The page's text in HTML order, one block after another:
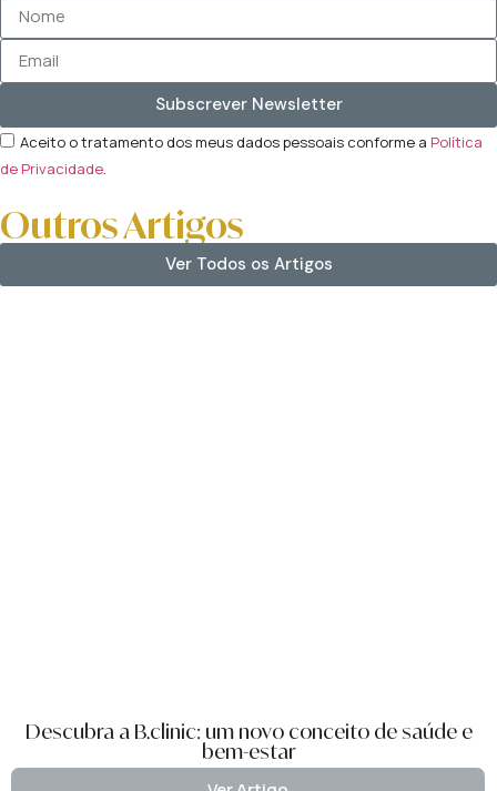
Aceito o tratamento dos meus dados pessoais conforme a Política
de Privacidade.
Subscrever Newsletter
Outros Artigos
Ver Todos os Artigos
Descubra a B.clinic: um novo conceito de saúde e
bem-estar